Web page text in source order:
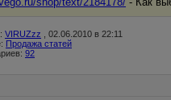
VIRUZzz , 02.06.2010 в 22:11
Продажа статей
92